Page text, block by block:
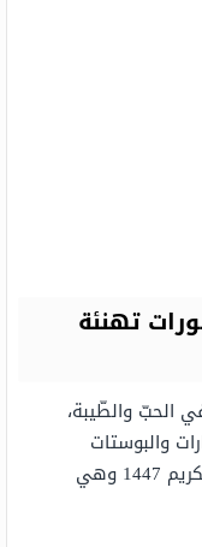
تهنئة
الحبّ والطّيبة،
والبوستات
والمنشورات بمناسبة حلول شهر رمضان الكريم 1447 وهي